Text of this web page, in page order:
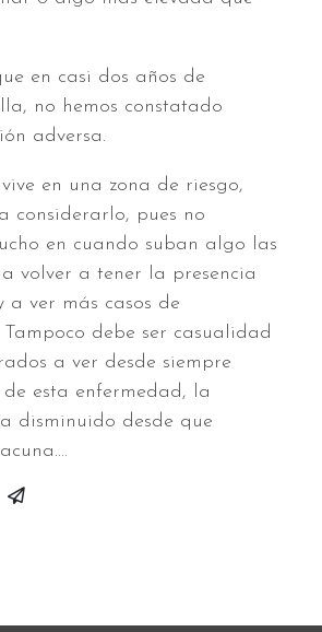
en casi dos años de
no hemos constatado
adversa.
en una zona de riesgo,
considerarlo, pues no
en cuando suban algo las
volver a tener la presencia
a ver más casos de
Tampoco debe ser casualidad
a ver desde siempre
esta enfermedad, la
disminuido desde que